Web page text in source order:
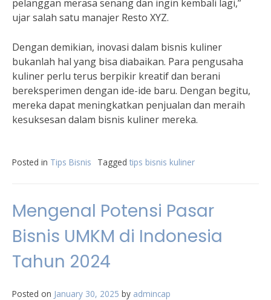
pelanggan merasa senang dan ingin kembali lagi,”
ujar salah satu manajer Resto XYZ.
Dengan demikian, inovasi dalam bisnis kuliner
bukanlah hal yang bisa diabaikan. Para pengusaha
kuliner perlu terus berpikir kreatif dan berani
bereksperimen dengan ide-ide baru. Dengan begitu,
mereka dapat meningkatkan penjualan dan meraih
kesuksesan dalam bisnis kuliner mereka.
Posted in Tips Bisnis Tagged tips bisnis kuliner
Mengenal Potensi Pasar
Bisnis UMKM di Indonesia
Tahun 2024
Posted on January 30, 2025 by admincap